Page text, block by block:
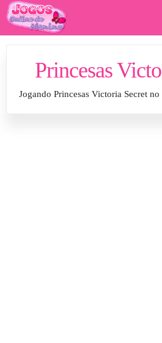
Princesas
Jogando Princesas Victoria Secret